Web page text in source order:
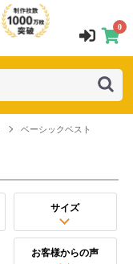
0
ベーシックベスト
サイズ
お客様からの声